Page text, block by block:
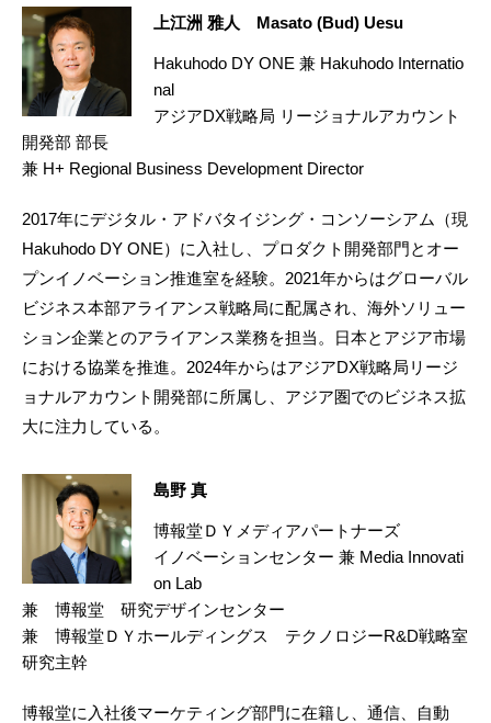
上江洲 雅人 Masato (Bud) Uesu
Hakuhodo DY ONE 兼 Hakuhodo Internatio
nal
アジアDX戦略局 リージョナルアカウント
開発部 部長
兼 H+ Regional Business Development Director
2017年にデジタル・アドバタイジング・コンソーシアム（現
Hakuhodo DY ONE）に入社し、プロダクト開発部門とオー
プンイノベーション推進室を経験。2021年からはグローバル
ビジネス本部アライアンス戦略局に配属され、海外ソリュー
ション企業とのアライアンス業務を担当。日本とアジア市場
における協業を推進。2024年からはアジアDX戦略局リージ
ョナルアカウント開発部に所属し、アジア圏でのビジネス拡
大に注力している。
島野 真
博報堂ＤＹメディアパートナーズ
イノベーションセンター 兼 Media Innovati
on Lab
兼 博報堂 研究デザインセンター
兼 博報堂ＤＹホールディングス テクノロジーR&D戦略室
研究主幹
博報堂に入社後マーケティング部門に在籍し、通信、自動